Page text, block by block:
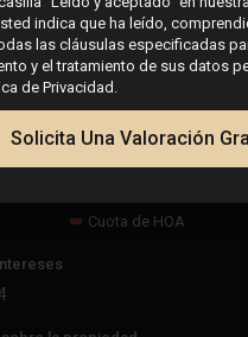
€2,307.24
por mes
Cuota de HOA
indica que ha leído,
las cláusulas especificadas
y el tratamiento de sus datos
de Privacidad.
Solicita Una Valoración